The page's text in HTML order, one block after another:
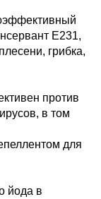
Е231,
грибка,
против
в том
для
йода в